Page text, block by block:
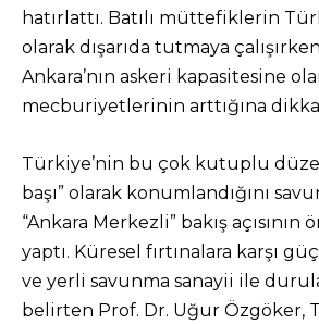
hatırlattı. Batılı müttefiklerin
olarak dışarıda tutmaya
Ankara’nın askeri kapasitesine
mecburiyetlerinin arttığına
Türkiye’nin bu çok kutuplu
başı” olarak konumlandığını
“Ankara Merkezli” bakış
yaptı. Küresel fırtınalara karşı
ve yerli savunma sanayii ile
belirten Prof. Dr. Uğur Özgöker,